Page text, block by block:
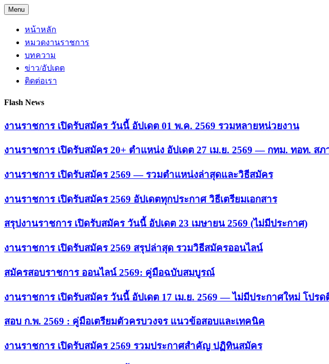
Skip
to
content
Menu
หน้าหลัก
หมวดงานราชการ
บทความ
ข่าว/อัปเดต
ติดต่อเรา
Flash News
งานราชการ เปิดรับสมัคร วันนี้ อัปเดต 01 พ.ค. 2569 รวมหลายหน่วยงาน
งานราชการ เปิดรับสมัคร 20+ ตำแหน่ง อัปเดต 27 เม.ย. 2569 — กทม. ทอท. สภ
งานราชการ เปิดรับสมัคร 2569 — รวมตำแหน่งล่าสุดและวิธีสมัคร
งานราชการ เปิดรับสมัคร 2569 อัปเดตทุกประกาศ วิธีเตรียมเอกสาร
สรุปงานราชการ เปิดรับสมัคร วันนี้ อัปเดต 23 เมษายน 2569 (ไม่มีประกาศ)
งานราชการ เปิดรับสมัคร 2569 สรุปล่าสุด รวมวิธีสมัครออนไลน์
สมัครสอบราชการ ออนไลน์ 2569: คู่มือฉบับสมบูรณ์
งานราชการ เปิดรับสมัคร วันนี้ อัปเดต 17 เม.ย. 2569 — ไม่มีประกาศใหม่ โปร
สอบ ก.พ. 2569 : คู่มือเตรียมตัวครบวงจร แนวข้อสอบและเทคนิค
งานราชการ เปิดรับสมัคร 2569 รวมประกาศสำคัญ ปฏิทินสมัคร